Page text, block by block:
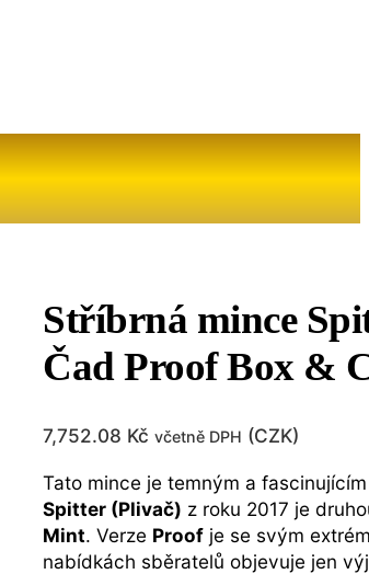
Stříbrná mince
Čad Proof Box &
7,752.08 Kč včetně DPH (CZK)
Tato mince je temným a
Spitter (Plivač) z roku 2017 je
Mint. Verze Proof je se svým
nabídkách sběratelů objevuje jen